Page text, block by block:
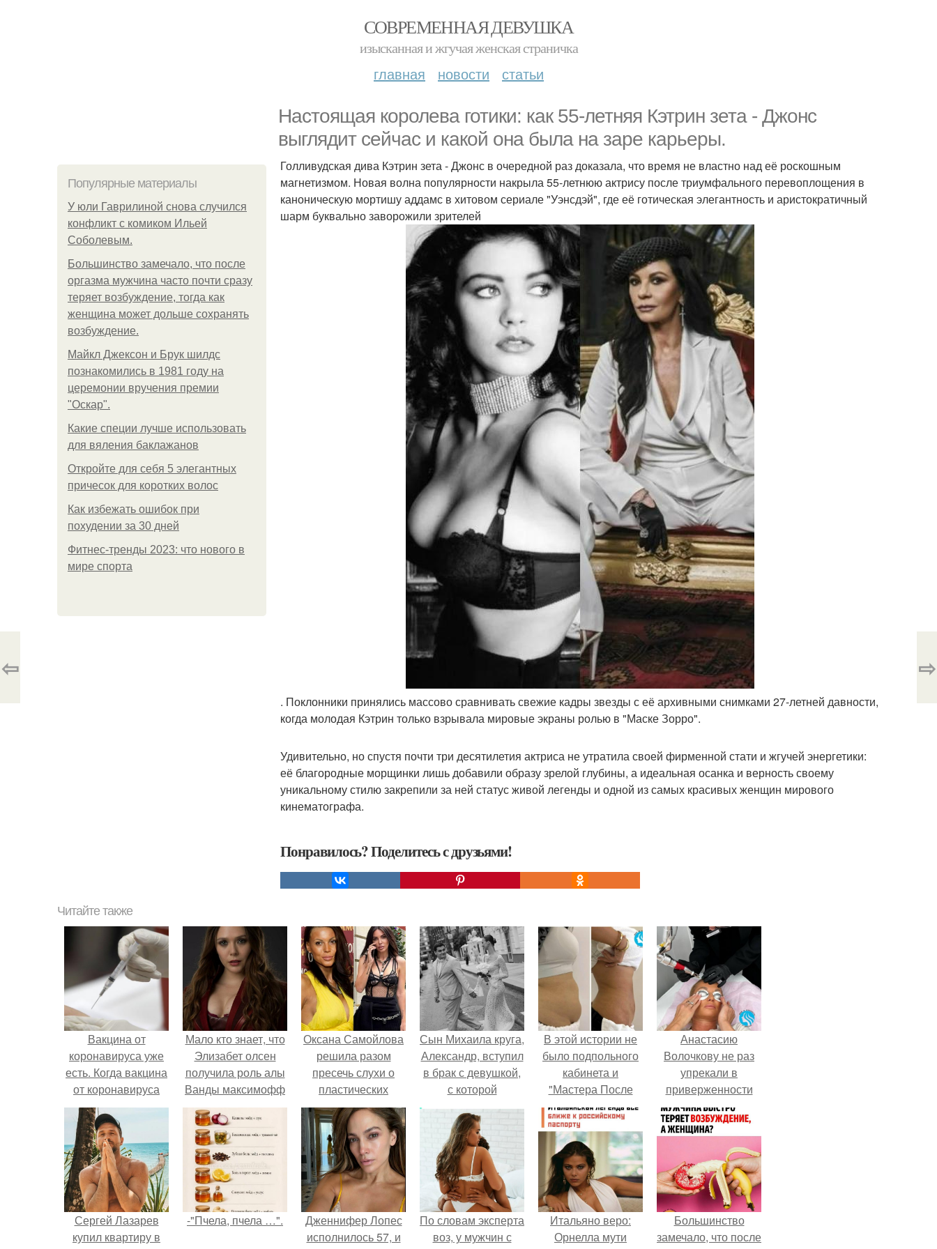
СОВРЕМЕННАЯ ДЕВУШКА
изысканная и жгучая женская страничка
главная новости статьи
Настоящая королева готики: как 55-летняя Кэтрин зета - Джонс
выглядит сейчас и какой она была на заре карьеры.
Популярные материалы
У юли Гаврилиной снова случился
конфликт с комиком Ильей
Соболевым.
Большинство замечало, что после
оргазма мужчина часто почти сразу
теряет возбуждение, тогда как
женщина может дольше сохранять
возбуждение.
Майкл Джексон и Брук шилдс
познакомились в 1981 году на
церемонии вручения премии
"Оскар".
Какие специи лучше использовать
для вяления баклажанов
Откройте для себя 5 элегантных
причесок для коротких волос
Как избежать ошибок при
похудении за 30 дней
Фитнес-тренды 2023: что нового в
мире спорта
Голливудская дива Кэтрин зета - Джонс в очередной раз доказала, что время не властно над её роскошным
магнетизмом. Новая волна популярности накрыла 55-летнюю актрису после триумфального перевоплощения в
каноническую мортишу аддамс в хитовом сериале "Уэнсдэй", где её готическая элегантность и аристократичный
шарм буквально заворожили зрителей
. Поклонники принялись массово сравнивать свежие кадры звезды с её архивными снимками 27-летней давности,
когда молодая Кэтрин только взрывала мировые экраны ролью в "Маске Зорро".
Удивительно, но спустя почти три десятилетия актриса не утратила своей фирменной стати и жгучей энергетики:
её благородные морщинки лишь добавили образу зрелой глубины, а идеальная осанка и верность своему
уникальному стилю закрепили за ней статус живой легенды и одной из самых красивых женщин мирового
кинематографа.
Понравилось? Поделитесь с друзьями!
⇦ ⇨
Читайте также
Вакцина от
коронавируса уже
есть. Когда вакцина
от коронавируса
появится в России
Мало кто знает, что
Элизабет олсен
получила роль алы
Ванды максимофф
не сразу.
Оксана Самойлова
решила разом
пресечь слухи о
пластических
операциях и
публично
прояснила
ситуацию.
Сын Михаила круга,
Александр, вступил
в брак с девушкой,
с которой
познакомился на
шоу "давай
поженимся!
В этой истории не
было подпольного
кабинета и
"Мастера После
Двухнедельных
Курсов".
Анастасию
Волочкову не раз
упрекали в
приверженности
устаревшим бьюти -
процедурам.
Сергей Лазарев
купил квартиру в
-"Пчела, пчела …".
Дженнифер Лопес
исполнилось 57, и
По словам эксперта
воз, у мужчин с
Итальяно веро:
Орнелла мути
Большинство
замечало, что после